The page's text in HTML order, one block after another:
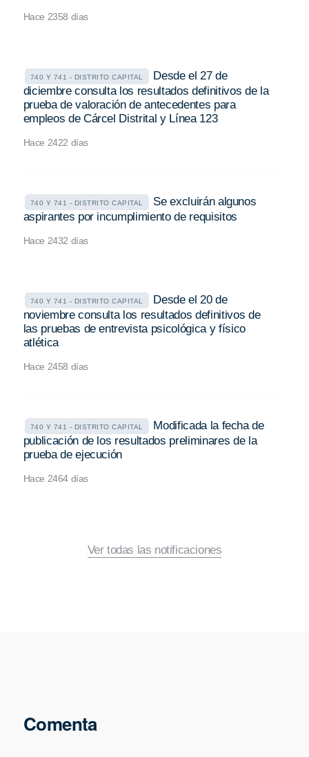
Hace 2358 días
740 Y 741 - DISTRITO CAPITAL
Desde el 27 de
diciembre consulta los resultados definitivos de la
prueba de valoración de antecedentes para
empleos de Cárcel Distrital y Línea 123
Hace 2422 días
740 Y 741 - DISTRITO CAPITAL
Se excluirán algunos
aspirantes por incumplimiento de requisitos
Hace 2432 días
740 Y 741 - DISTRITO CAPITAL
Desde el 20 de
noviembre consulta los resultados definitivos de
las pruebas de entrevista psicológica y físico
atlética
Hace 2458 días
740 Y 741 - DISTRITO CAPITAL
Modificada la fecha de
publicación de los resultados preliminares de la
prueba de ejecución
Hace 2464 días
Ver todas las notificaciones
Comenta